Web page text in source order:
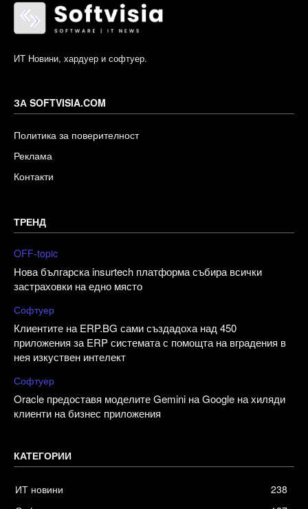
ИТ Новини, хардуер и софтуер.
ЗА SOFTVISIA.COM
Политика за поверителност
Реклама
Контакти
ТРЕНД
OFF-topic
Нова българска insurtech платформа събира всички
застраховки на едно място
Софтуер
Клиентите на ERP.BG сами създадоха над 450
приложения за ERP системата с помощта на вградения в
нея изкуствен интелект
Софтуер
Oracle предоставя моделите Gemini на Google на хиляди
клиенти на бизнес приложения
КАТЕГОРИИ
ИТ новини
238